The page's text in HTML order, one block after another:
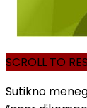
SCROLL TO
Sutikno